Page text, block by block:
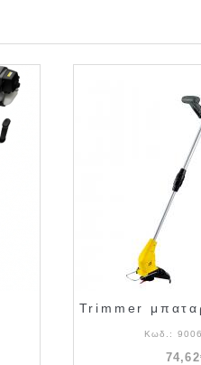
Trimmer
Κωδ.: